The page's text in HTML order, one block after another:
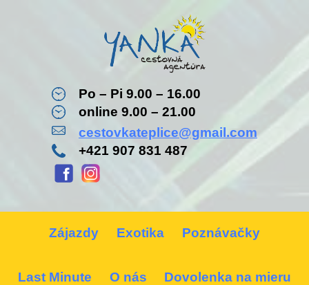
Po – Pi 9.00 – 16.00
online 9.00 – 21.00
cestovkateplice@gmail.com
+421 907 831 487
Zájazdy Exotika Poznávačky
Last Minute O nás Dovolenka na mieru